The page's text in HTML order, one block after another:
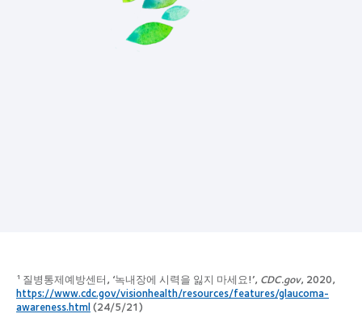
1 질병통제예방센터, ‘녹내장에 시력을 잃지 마세요!’, CDC.gov, 2020,
https://www.cdc.gov/visionhealth/resources/features/glaucoma-
awareness.html(24/5/21)